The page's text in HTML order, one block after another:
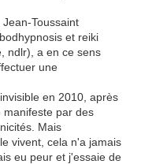
Toussaint
et reiki
ndlr), a en ce sens
une
en 2010, après
manifeste par des
Mais
vivent, cela n'a jamais
eu peur et j'essaie de